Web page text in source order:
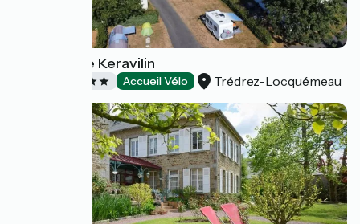
Camping de Keravilin
Accueil Vélo Trédrez-Locquémeau